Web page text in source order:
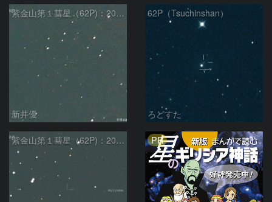
紫金山第１彗星（62P)：2024/05/11
新井優
62P（Tsuchinshan）
ろどすた
紫金山第１彗星（62P)：2024/04/25 PR